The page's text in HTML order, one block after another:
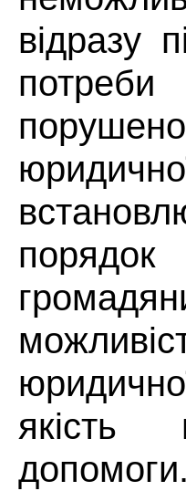
відразу
якість
допомоги.